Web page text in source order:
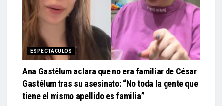
ESPECTÁCULOS
Ana Gastélum aclara que no era familiar de César
Gastélum tras su asesinato: “No toda la gente que
tiene el mismo apellido es familia”